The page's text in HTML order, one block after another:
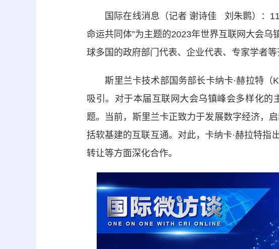
国际在线消息（记者 谢诗佳 刘朱鹮）：11
命运共同体”为主题的2023年世界互联网大会
球多国的政府部门代表、企业代表、专家学者等
斯里兰卡技术部国务部长卡纳卡·赫拉特（
吸引。对于本届互联网大会乌镇峰会多样化
题。当前，斯里兰卡正致力于发展数字经济，
括软基建的互联互通。对此，卡纳卡·赫拉特指
转让等方面深化合作。